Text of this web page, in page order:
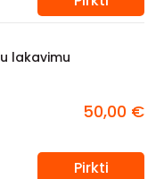
lakavimu
50,00 €
Pirkti